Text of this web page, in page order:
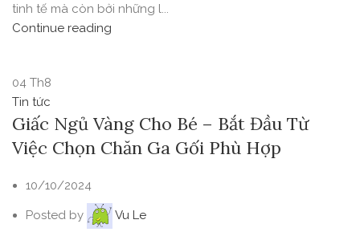
tinh tế mà còn bởi những l...
Continue reading
04 Th8
Tin tức
Giấc Ngủ Vàng Cho Bé – Bắt Đầu Từ
Việc Chọn Chăn Ga Gối Phù Hợp
10/10/2024
Posted by Vu Le